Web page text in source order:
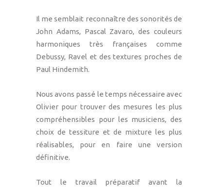
Il me semblait reconnaître des sonorités de
John Adams, Pascal Zavaro, des couleurs
harmoniques très françaises comme
Debussy, Ravel et des textures proches de
Paul Hindemith.
Nous avons passé le temps nécessaire avec
Olivier pour trouver des mesures les plus
compréhensibles pour les musiciens, des
choix de tessiture et de mixture les plus
réalisables, pour en faire une version
définitive.
Tout le travail préparatif avant la